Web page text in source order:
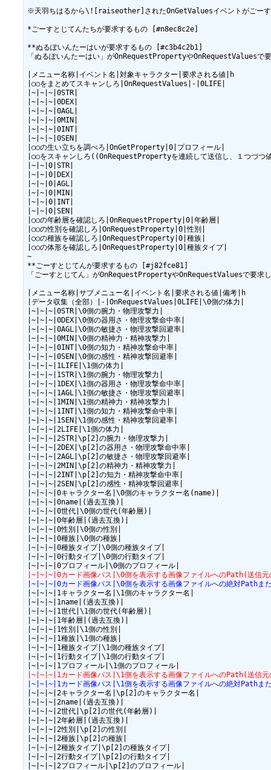
※天羽ちはるから\![raiseother]されたOnGetValuesイベントがごーす
*ごーすとじてんたちが要求するもの [#n8ec8c2e]
**ぬるぽいんたーはいが要求するもの [#c3b4c2b1]
「ぬるぽいんたーはい」がOnRequestPropertyやOnRequestValuesで
|メニュー名称|イベント名|対象キャラクター|要求される値|h
|○○をまとめてスキャンしろ|OnRequestValues|-|0LIFE|
|~|~|~|0STR|
|~|~|~|0DEX|
|~|~|~|0AGL|
|~|~|~|0MIN|
|~|~|~|0INT|
|~|~|~|0SEN|
|○○の生い立ちを調べろ|OnGetProperty|0|プロフィール|
|○○をスキャンしろ((OnRequestPropertyを連続して送信し、１つ
|~|~|0|STR|
|~|~|0|DEX|
|~|~|0|AGL|
|~|~|0|MIN|
|~|~|0|INT|
|~|~|0|SEN|
|○○の年齢層を確認しろ|OnRequestProperty|0|年齢層|
|○○の性別を確認しろ|OnRequestProperty|0|性別|
|○○の種族を確認しろ|OnRequestProperty|0|種族|
|○○の体形を確認しろ|OnRequestProperty|0|種族タイプ|
~
**ごーすとじてんが要求するもの [#j82fce81]
「ごーすとじてん」がOnRequestPropertyやOnRequestValuesで要求
|メニュー名称|サブメニュー名|イベント名|要求される値|備考|h
|データ収集（全部）|-|OnRequestValues|0LIFE|\0側の体力|
|~|~|~|0STR|\0側の腕力・物理攻撃力|
|~|~|~|0DEX|\0側の器用さ・物理攻撃命中率|
|~|~|~|0AGL|\0側の敏捷さ・物理攻撃回避率|
|~|~|~|0MIN|\0側の精神力・精神攻撃力|
|~|~|~|0INT|\0側の知力・精神攻撃命中率|
|~|~|~|0SEN|\0側の感性・精神攻撃回避率|
|~|~|~|1LIFE|\1側の体力|
|~|~|~|1STR|\1側の腕力・物理攻撃力|
|~|~|~|1DEX|\1側の器用さ・物理攻撃命中率|
|~|~|~|1AGL|\1側の敏捷さ・物理攻撃回避率|
|~|~|~|1MIN|\1側の精神力・精神攻撃力|
|~|~|~|1INT|\1側の知力・精神攻撃命中率|
|~|~|~|1SEN|\1側の感性・精神攻撃回避率|
|~|~|~|2LIFE|\1側の体力|
|~|~|~|2STR|\p[2]の腕力・物理攻撃力|
|~|~|~|2DEX|\p[2]の器用さ・物理攻撃命中率|
|~|~|~|2AGL|\p[2]の敏捷さ・物理攻撃回避率|
|~|~|~|2MIN|\p[2]の精神力・精神攻撃力|
|~|~|~|2INT|\p[2]の知力・精神攻撃命中率|
|~|~|~|2SEN|\p[2]の感性・精神攻撃回避率|
|~|~|~|0キャラクター名|\0側のキャラクター名(name)|
|~|~|~|0name|(過去互換)|
|~|~|~|0世代|\0側の世代(年齢層)|
|~|~|~|0年齢層|(過去互換)|
|~|~|~|0性別|\0側の性別|
|~|~|~|0種族|\0側の種族|
|~|~|~|0種族タイプ|\0側の種族タイプ|
|~|~|~|0行動タイプ|\0側の行動タイプ|
|~|~|~|0カード画像パス|\0側を表示する画像ファイルへのPath(送信
|~|~|~|0カード画像パス|\0側を表示する画像ファイルへの絶対Pathま
|~|~|~|1キャラクター名|\1側のキャラクター名|
|~|~|~|1name|(過去互換)|
|~|~|~|1世代|\1側の世代(年齢層)|
|~|~|~|1年齢層|(過去互換)|
|~|~|~|1性別|\1側の性別|
|~|~|~|1種族|\1側の種族|
|~|~|~|1種族タイプ|\1側の種族タイプ|
|~|~|~|1行動タイプ|\1側の行動タイプ|
|~|~|~|1カード画像パス|\1側を表示する画像ファイルへのPath(送信
|~|~|~|1カード画像パス|\1側を表示する画像ファイルへの絶対Pathま
|~|~|~|2キャラクター名|\p[2]のキャラクター名|
|~|~|~|2name|(過去互換)|
|~|~|~|2世代|\p[2]の世代(年齢層)|
|~|~|~|2年齢層|(過去互換)|
|~|~|~|2性別|\p[2]の性別|
|~|~|~|2種族|\p[2]の種族|
|~|~|~|2種族タイプ|\p[2]の種族タイプ|
|~|~|~|2行動タイプ|\p[2]の行動タイプ|